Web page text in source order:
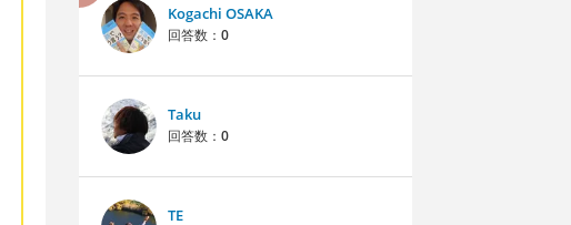
Kogachi OSAKA
回答数： 0
Taku
回答数： 0
TE